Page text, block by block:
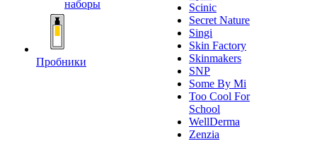
наборы
Пробники
Scinic
Secret Nature
Singi
Skin Factory
Skinmakers
SNP
Some By Mi
Too Cool For
School
WellDerma
Zenzia